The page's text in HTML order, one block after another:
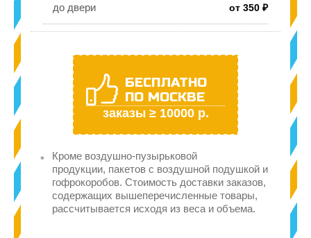
до двери от 350 ₽
БЕСПЛАТНО
ПО МОСКВЕ
заказы ≥ 10000 р.
Кроме воздушно-пузырьковой
продукции, пакетов с воздушной подушкой и
гофрокоробов. Стоимость доставки заказов,
содержащих вышеперечисленные товары,
рассчитывается исходя из веса и объема.